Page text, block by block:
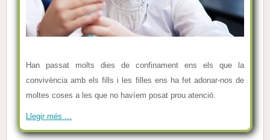
Han passat molts dies de confinament ens els que la
convivència amb els fills i les filles ens ha fet adonar-nos de
moltes coses a les que no havíem posat prou atenció.
Llegir més ...